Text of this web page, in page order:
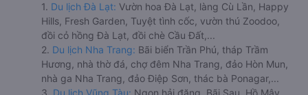
1. Du lịch Đà Lạt: Vườn hoa Đà Lạt, làng Cù Lần, Happy
Hills, Fresh Garden, Tuyệt tình cốc, vườn thú Zoodoo,
đồi cỏ hồng Đà Lạt, đồi chè Cầu Đất,...
2. Du lịch Nha Trang: Bãi biển Trần Phú, tháp Trầm
Hương, nhà thờ đá, chợ đêm Nha Trang, đảo Hòn Mun,
nhà ga Nha Trang, đảo Điệp Sơn, thác bà Ponagar,...
3. Du lịch Vũng Tàu: Ngọn hải đăng, Bãi Sau, Hồ Mây,